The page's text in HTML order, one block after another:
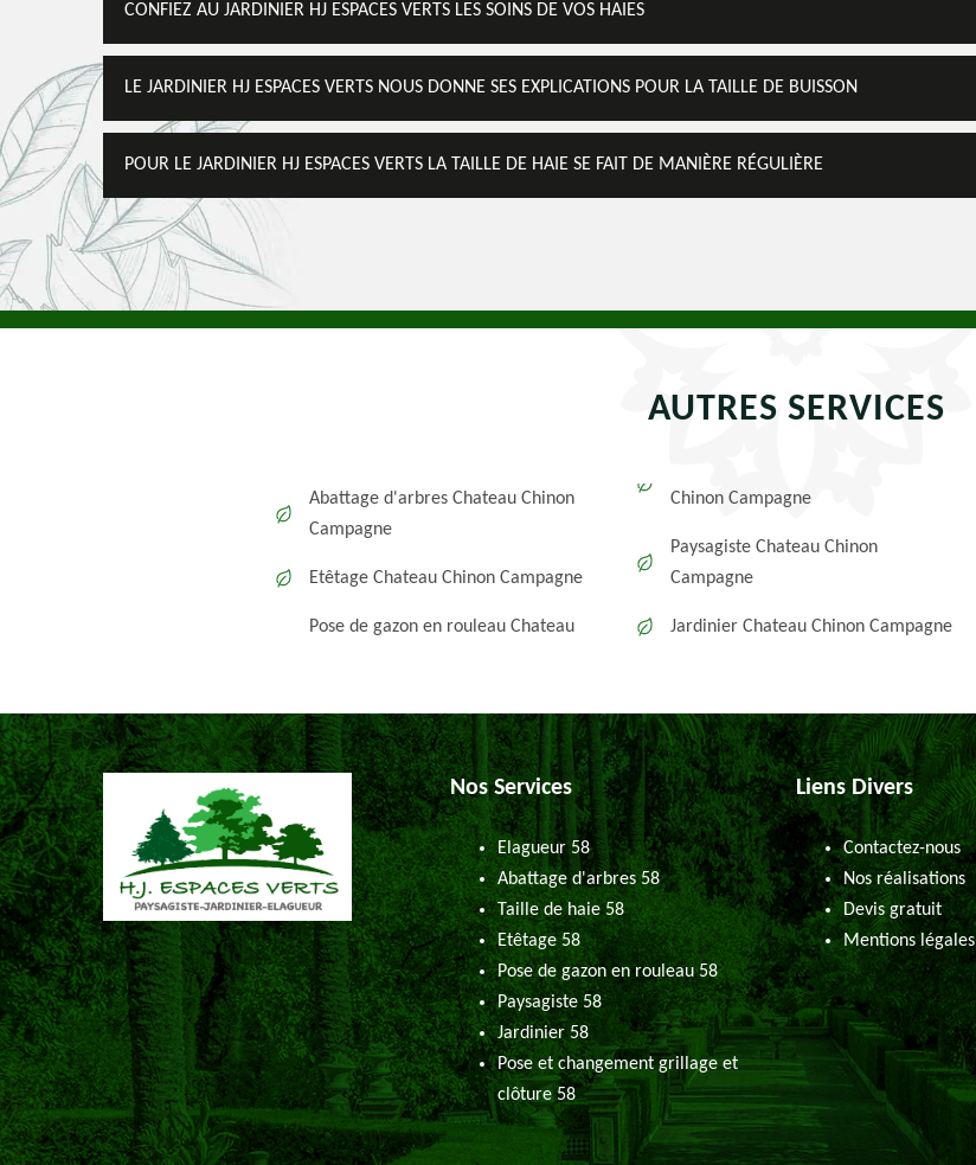
CONFIEZ AU JARDINIER HJ ESPACES VERTS LES SOINS DE VOS HAIES
LE JARDINIER HJ ESPACES VERTS NOUS DONNE SES EXPLICATIONS POUR LA TAILLE DE BUISSON
POUR LE JARDINIER HJ ESPACES VERTS LA TAILLE DE HAIE SE FAIT DE MANIÈRE RÉGULIÈRE
AUTRES SERVICES
Abattage d'arbres Chateau Chinon
Campagne
Etêtage Chateau Chinon Campagne
Pose de gazon en rouleau Chateau
Chinon Campagne
Paysagiste Chateau Chinon
Campagne
Jardinier Chateau Chinon Campagne
Nos Services
Elagueur 58
Abattage d'arbres 58
Taille de haie 58
Etêtage 58
Pose de gazon en rouleau 58
Paysagiste 58
Jardinier 58
Pose et changement grillage et
clôture 58
Liens Divers
Contactez-nous
Nos réalisations
Devis gratuit
Mentions légales